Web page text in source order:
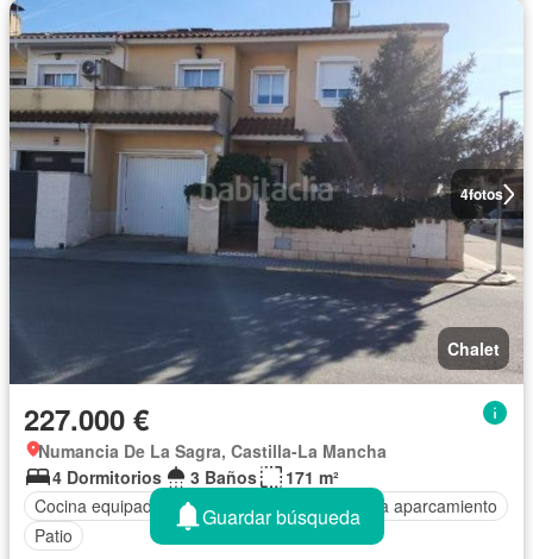
4fotos
Chalet
227.000 €
Numancia De La Sagra, Castilla-La Mancha
4 Dormitorios
3 Baños
171 m²
Cocina equipada
Trastero Terraza
Plaza aparcamiento
Patio
Guardar búsqueda